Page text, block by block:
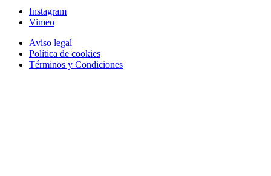
Instagram
Vimeo
Aviso legal
Política de cookies
Términos y Condiciones